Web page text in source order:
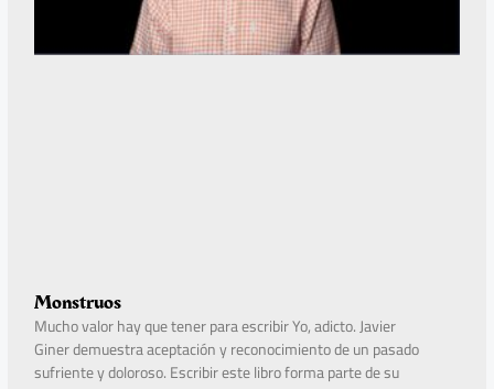
Monstruos
Mucho valor hay que tener para escribir Yo, adicto. Javier
Giner demuestra aceptación y reconocimiento de un pasado
sufriente y doloroso. Escribir este libro forma parte de su